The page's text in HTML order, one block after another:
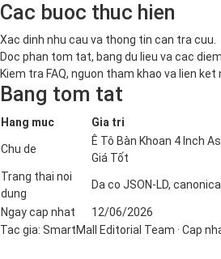
Cac buoc thuc hien
Xac dinh nhu cau va thong tin can tra cuu.
Doc phan tom tat, bang du lieu va cac
Kiem tra FAQ, nguon tham khao va lien ket
Bang tom tat
Hang muc Gia tri
Chu de
Ê Tô Bàn Khoan 4 Inch
Giá Tốt
Trang thai noi
dung
Da co JSON-LD,
Ngay cap nhat
12/06/2026
Tac gia: SmartMall Editorial Team · Cap